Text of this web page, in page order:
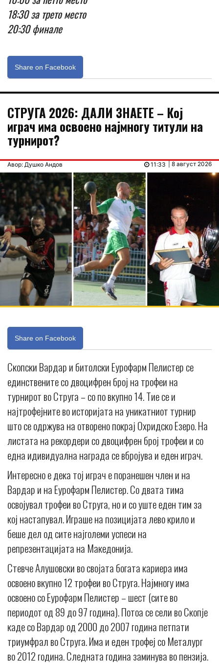
18:30 за трето место
20:30 финале
Share on Facebook
СТРУГА 2026: ДАЛИ ЗНАЕТЕ – Кој
играч има освоено најмногу титули на
турнирот?
Авор: Душко Андов | 8 август 2026
11:33
Share on Facebook
Скопски Вардар и битолски Еурофарм Пелистер се
единствените со двоцифрен број на трофеи на
турнирот во Струга – со по вкупно 14. Тие се и
најтрофејните во историјата на уникатниот турнир
што се одржува на отворено покрај Охридско Езеро. На
листата на рекордери со двоцифрен број трофеи и со
една идивидуална награда се вбројува и еден играч.
Интересно е дека тој играч е поранешен член и на
Вардар и на Еурофарм Пелистер. Со двата тима
освојувал трофеи во Струга, но и со уште еден тим за
кој настапувал. Играше на позицијата лево крило и
беше дел од сите најголеми успеси на
репрезентацијата на Македонија.
Стевче Алушовски во својата богата кариера има
освоено вкупно 12 трофеи во Струга. Најмногу има
освоено со Еурофарм Пелистер – шест (сите во
периодот од 89 до 97 година). Потоа се сели во Скопје
каде со Вардар од 2000 до 2007 година петпати
триумфрал во Струга. Има и еден трофеј со Металург
во 2012 година. Следната година заминува во пензија.